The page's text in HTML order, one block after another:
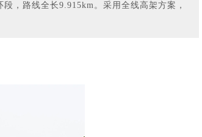
，路线全长9.915km。采用全线高架方案，